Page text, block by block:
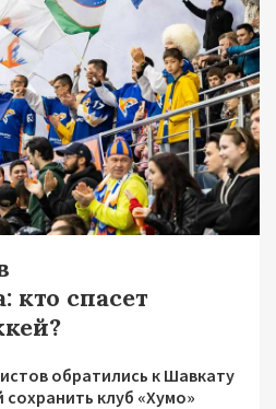
кто спасет
обратились к Шавкату
клуб «Хумо»